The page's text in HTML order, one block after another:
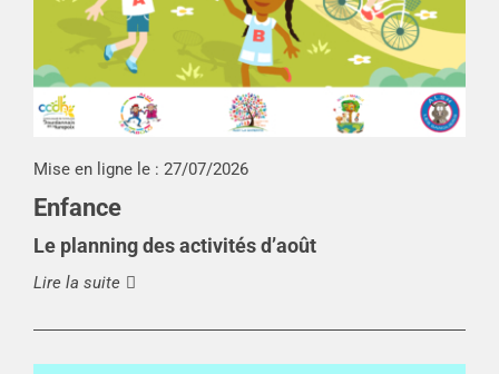
Mise en ligne le : 27/07/2026
Enfance
Le planning des activités d’août
Lire la suite